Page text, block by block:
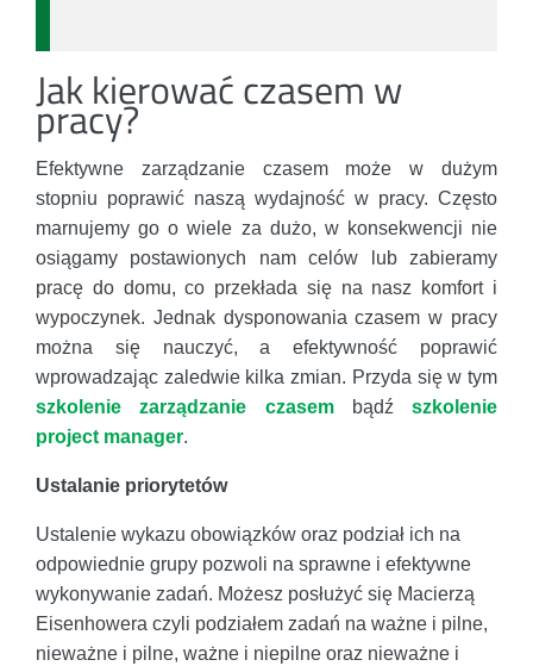
Jak kierować czasem w
pracy?
Efektywne zarządzanie czasem może w dużym
stopniu poprawić naszą wydajność w pracy. Często
marnujemy go o wiele za dużo, w konsekwencji nie
osiągamy postawionych nam celów lub zabieramy
pracę do domu, co przekłada się na nasz komfort i
wypoczynek. Jednak dysponowania czasem w pracy
można się nauczyć, a efektywność poprawić
wprowadzając zaledwie kilka zmian. Przyda się w tym
szkolenie zarządzanie czasembądź szkolenie
project manager.
Ustalanie priorytetów
Ustalenie wykazu obowiązków oraz podział ich na
odpowiednie grupy pozwoli na sprawne i efektywne
wykonywanie zadań. Możesz posłużyć się Macierzą
Eisenhowera czyli podziałem zadań na ważne i pilne,
nieważne i pilne, ważne i niepilne oraz nieważne i